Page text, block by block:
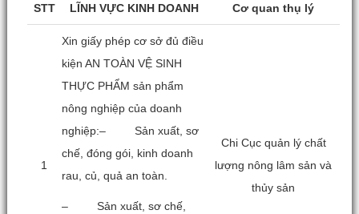
STT LĨNH VỰC KINH DOANH Cơ quan thụ lý
1
Xin giấy phép cơ sở đủ điều
kiện AN TOÀN VỆ SINH
THỰC PHẨM sản phẩm
nông nghiệp của doanh
nghiệp:– Sản xuất, sơ
chế, đóng gói, kinh doanh
rau, củ, quả an toàn.
– Sản xuất, sơ chế,
Chi Cục quản lý chất
lượng nông lâm sản và
thủy sản